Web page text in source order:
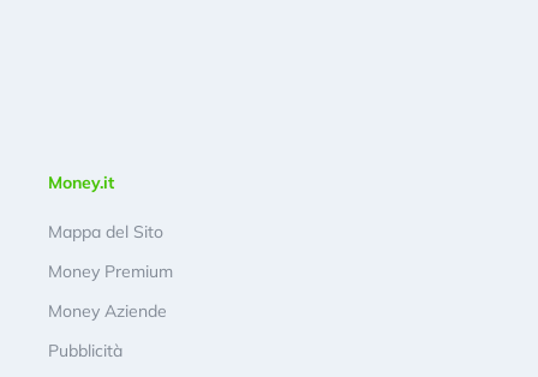
Money.it
Mappa del Sito
Money Premium
Money Aziende
Pubblicità